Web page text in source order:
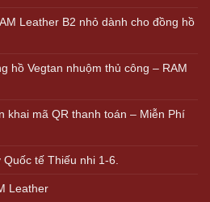
Leather B2 nhỏ dành cho đồng hồ
hồ Vegtan nhuộm thủ công – RAM
khai mã QR thanh toán – Miễn Phí
tế Thiếu nhi 1-6.
Leather